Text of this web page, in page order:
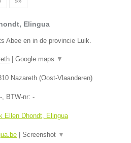
Elingua
Abee en in de provincie Luik.
Google maps ▼
Nazareth (Oost-Vlaanderen)
-, BTW-nr: -
Ellen Dhondt, Elingua
Screenshot ▼